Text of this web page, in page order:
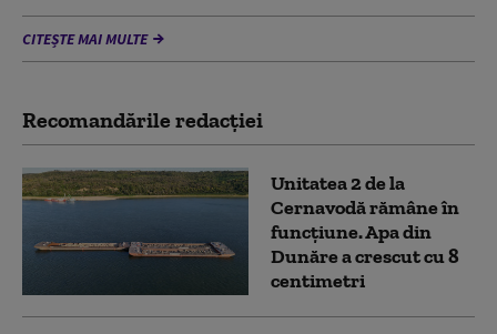
CITEȘTE MAI MULTE
Recomandările redacţiei
Unitatea 2 de la
Cernavodă rămâne în
funcțiune. Apa din
Dunăre a crescut cu 8
centimetri